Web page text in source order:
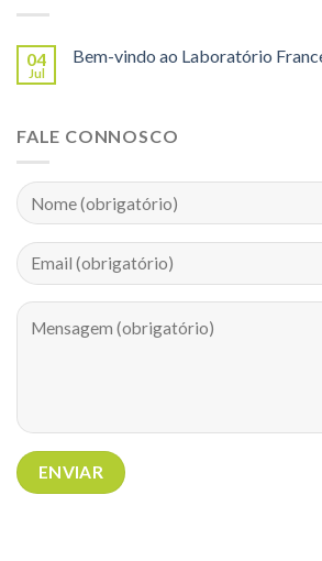
04
Jul
Bem-vindo ao Laboratório
FALE CONNOSCO